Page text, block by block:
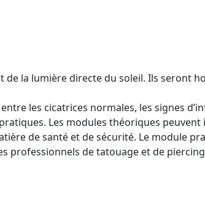
de la lumière directe du soleil. Ils seront
les cicatrices normales, les signes
Les modules théoriques peuvent
de santé et de sécurité. Le module
professionnels de tatouage et de